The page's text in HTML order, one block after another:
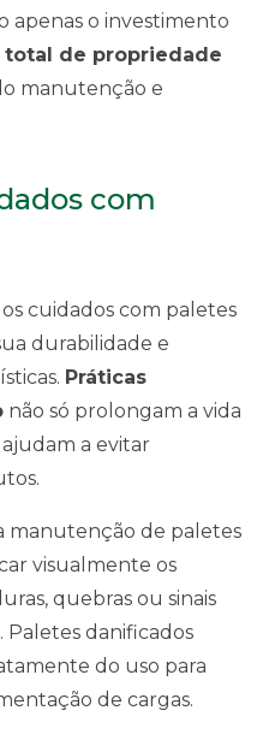
apenas o investimento
total de propriedade
manutenção e
com
cuidados com paletes
durabilidade e
Práticas
não só prolongam a vida
a evitar
manutenção de paletes
visualmente os
quebras ou sinais
danificados
do uso para
de cargas.